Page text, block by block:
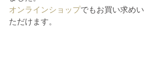
オンラインショップでもお買い求めい
ただけます。